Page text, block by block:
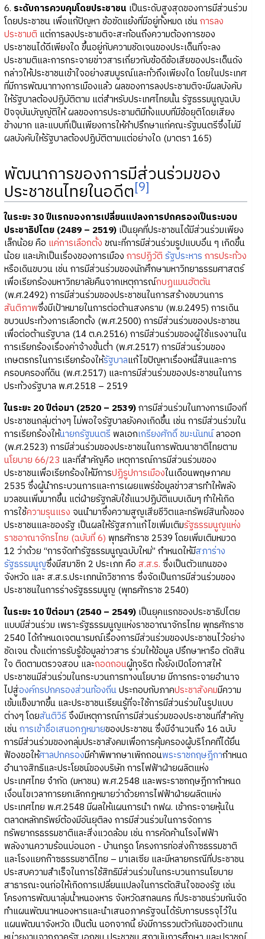
6. ระดับการควบคุมโดยประชาชน เป็นระดับสูงสุดของการมีส่วนร่วม
โดยประชาชน เพื่อแก้ปัญหา ข้อขัดแย้งที่มีอยู่ทั้งหมด เช่นการลง
ประชามติ แต่การลงประชามติจะสะท้อนถึงความต้องการของ
ประชาชนได้ดีเพียงใด ขึ้นอยู่กับความชัดเจนของประเด็นที่จะลง
ประชามติและการกระจายข่าวสารเกี่ยวกับข้อดีข้อเสียของประเด็นดัง
กล่าวให้ประชาชนเข้าใจอย่างสมบูรณ์และทั่วถึงเพียงใด โดยในประเทศ
ที่มีการพัฒนาทางการเมืองแล้ว ผลของการลงประชามติจะมีผลบังคับ
ให้รัฐบาลต้องปฏิบัติตาม แต่สำหรับประเทศไทยนั้น รัฐธรรมนูญฉบับ
ปัจจุบันบัญญัติให้ ผลของการประชามติมีทั้งแบบที่มีข้อยุติโดยเสียง
ข้างมาก และแบบที่เป็นเพียงการให้คำปรึกษาแก่คณะรัฐมนตรีซึ่งไม่มี
ผลบังคับให้รัฐบาลต้องปฏิบัติตามแต่อย่างใด (มาตรา 165)
พัฒนาการของการมีส่วนร่วมของ
ประชาชนไทยในอดีต[9]
ในระยะ 30 ปีแรกของการเปลี่ยนแปลงการปกครองเป็นระบอบ
ประชาธิปไตย (2489 – 2519)เป็นยุคที่ประชาชนได้มีส่วนร่วมเพียง
เล็กน้อย คือ แค่การเลือกตั้ง ขณะที่การมีส่วนร่วมรูปแบบอื่น ๆ เกิดขึ้น
น้อย และมักเป็นเรื่องของการเมือง การปฏิวัติ รัฐประหาร การประท้วง
หรือเดินขบวน เช่น การมีส่วนร่วมของนักศึกษามหาวิทยาธรรมศาสตร์
เพื่อเรียกร้องมหาวิทยาลัยคืนจากเหตุการณ์กบฏแมนฮัตตัน
(พ.ศ.2492) การมีส่วนร่วมของประชาชนในการสร้างขบวนการ
สันติภาพซึ่งมีเป้าหมายในการต่อต้านสงคราม (พ.ย.2495) การเดิน
ขบวนประท้วงการเลือกตั้ง (พ.ศ.2500) การมีส่วนร่วมของประชาชน
เพื่อต่อต้านรัฐบาล (14 ต.ค.2516) การมีส่วนร่วมของผู้ใช้แรงงานใน
การเรียกร้องเรื่องค่าจ้างขั้นต่ำ (พ.ศ.2517) การมีส่วนร่วมของ
เกษตรกรในการเรียกร้องให้รัฐบาลแก้ไขปัญหาเรื่องหนี้สินและการ
ครอบครองที่ดิน (พ.ศ.2517) และการมีส่วนร่วมของประชาชนในการ
ประท้วงรัฐบาล พ.ศ.2518 – 2519
ในระยะ 20 ปีต่อมา (2520 – 2539)การมีส่วนร่วมในทางการเมืองที่
ประชาชนกลุ่มต่างๆ ไม่พอใจรัฐบาลยังคงเกิดขึ้น เช่น การมีส่วนร่วมใน
การเรียกร้องให้นายกรัฐมนตรี พลเอกเกรียงศักดิ์ ชมะนันทน์ลาออก
(พ.ศ.2523) การมีส่วนร่วมของประชาชนในการพัฒนาชาติไทยตาม
นโยบาย 66/23 และที่สำคัญคือ เหตุการณ์การมีส่วนร่วมของ
ประชาชนเพื่อเรียกร้องให้มีการปฏิรูปการเมืองในเดือนพฤษภาคม
2535 ซึ่งผู้นำกระบวนการและการเผยแพร่ข้อมูลข่าวสารทำให้พลัง
มวลชนเพิ่มมากขึ้น แต่ฝ่ายรัฐกลับใช้แนวปฏิบัติแบบเดิมๆ ทำให้เกิด
การใช้ความรุนแรง จนนำมาซึ่งความสูญเสียชีวิตและทรัพย์สินทั้งของ
ประชาชนและของรัฐ เป็นผลให้รัฐสภาแก้ไขเพิ่มเติมรัฐธรรมนูญแห่ง
ราชอาณาจักรไทย (ฉบับที่ 6) พุทธศักราช 2539 โดยเพิ่มเติมหมวด
12 ว่าด้วย “การจัดทำรัฐธรรมนูญฉบับใหม่” กำหนดให้มีสภาร่าง
รัฐธรรมนูญซึ่งมีสมาชิก 2 ประเภท คือ ส.ส.ร. ซึ่งเป็นตัวแทนของ
จังหวัด และ ส.ส.ร.ประเภทนักวิชาการ ซึ่งจัดเป็นการมีส่วนร่วมของ
ประชาชนในการร่างรัฐธรรมนูญ (พุทธศักราช 2540)
ในระยะ 10 ปีต่อมา (2540 – 2549)เป็นยุคแรกของประชาธิปไตย
แบบมีส่วนร่วม เพราะรัฐธรรมนูญแห่งราชอาณาจักรไทย พุทธศักราช
2540 ได้กำหนดเจตนารมณ์เรื่องการมีส่วนร่วมของประชาชนไว้อย่าง
ชัดเจน ตั้งแต่การรับรู้ข้อมูลข่าวสาร ร่วมให้ข้อมูล ปรึกษาหารือ ตัดสิน
ใจ ติดตามตรวจสอบ และถอดถอนผู้ทุจริต ทั้งยังเปิดโอกาสให้
ประชาชนมีส่วนร่วมในกระบวนการทางนโยบาย มีการกระจายอำนาจ
ไปสู่องค์กรปกครองส่วนท้องถิ่นประกอบกับภาคประชาสังคมมีความ
เข้มแข็งมากขึ้น และประชาชนเรียนรู้ที่จะใช้การมีส่วนร่วมในรูปแบบ
ต่างๆ โดยสันติวิธีจึงมีเหตุการณ์การมีส่วนร่วมของประชาชนที่สำคัญ
เช่นการเข้าชื่อเสนอกฎหมายของประชาชน ซึ่งมีจำนวนถึง 16 ฉบับ
การมีส่วนร่วมของกลุ่มประชาสังคมเพื่อการคุ้มครองผู้บริโภคที่ได้ยื่น
ฟ้องขอให้ศาลปกครองมีคำพิพากษาเพิกถอนพระราชกฤษฎีกากำหนด
อำนาจสิทธิและประโยชน์ของบริษัท การไฟฟ้าฝ่ายผลิตแห่ง
ประเทศไทย จำกัด (มหาชน) พ.ศ.2548 และพระราชกฤษฎีกากำหนด
เงื่อนไขเวลาการยกเลิกกฎหมายว่าด้วยการไฟฟ้าฝ่ายผลิตแห่ง
ประเทศไทย พ.ศ.2548 มีผลให้แผนการนำ กฟผ. เข้ากระจายหุ้นใน
ตลาดหลักทรัพย์ต้องมีอันยุติลง การมีส่วนร่วมในการจัดการ
ทรัพยากรธรรมชาติและสิ่งแวดล้อม เช่น การคัดค้านโรงไฟฟ้า
พลังงานความร้อนบ่อนอก - บ้านกรูด โครงการท่อส่งก๊าซธรรมชาติ
และโรงแยกก๊าซธรรมชาติไทย – มาเลเซีย และมีหลายกรณีที่ประชาชน
ประสบความสำเร็จในการใช้สิทธิมีส่วนร่วมในกระบวนการนโยบาย
สาธารณะจนก่อให้เกิดการเปลี่ยนแปลงในการตัดสินใจของรัฐ เช่น
โครงการพัฒนาลุ่มน้ำหนองหาร จังหวัดสกลนคร ที่ประชาชนร่วมกันจัด
ทำแผนพัฒนาหนองหารและนำเสนอภาครัฐจนได้รับการบรรจุไว้ใน
แผนพัฒนาจังหวัด เป็นต้น นอกจากนี้ ยังมีการรวมตัวกันของตัวแทน